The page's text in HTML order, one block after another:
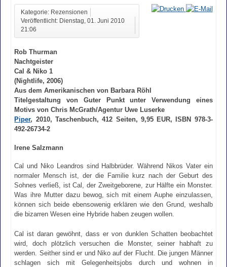
Kategorie: Rezensionen
Veröffentlicht: Dienstag, 01. Juni 2010
21:06
Rob Thurman
Nachtgeister
Cal & Niko 1
(Nightlife, 2006)
Aus dem Amerikanischen von Barbara Röhl
Titelgestaltung von Guter Punkt unter Verwendung eines
Motivs von Chris McGrath/Agentur Uwe Luserke
Piper, 2010, Taschenbuch, 412 Seiten, 9,95 EUR, ISBN 978-3-
492-26734-2
Irene Salzmann
Cal und Niko Leandros sind Halbbrüder. Während Nikos Vater ein
normaler Mensch ist, der die Familie kurz nach der Geburt des
Sohnes verließ, ist Cal, der Zweitgeborene, zur Hälfte ein Monster.
Was ihre Mutter dazu bewog, sich mit einem Auphe einzulassen,
können sich beide ebensowenig erklären wie den Grund, weshalb
die bizarren Wesen eine Hybride haben zeugen wollen.
Cal ist daran gewöhnt, dass er von dunklen Schatten beobachtet
wird, doch plötzlich versuchen die Monster, seiner habhaft zu
werden. Seither sind er und Niko auf der Flucht. Die jungen Männer
schlagen sich mit Gelegenheitsjobs durch und wohnen in